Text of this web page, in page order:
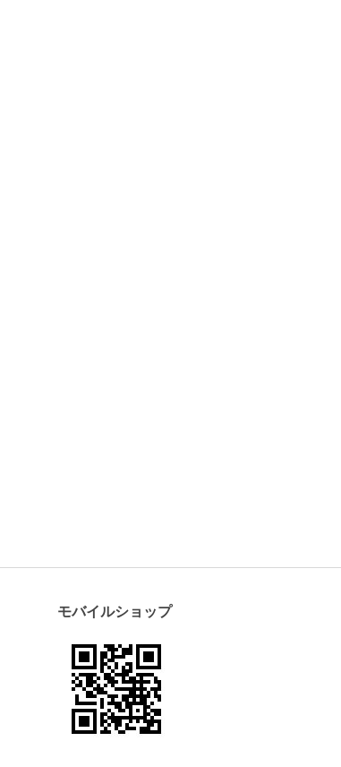
モバイルショップ